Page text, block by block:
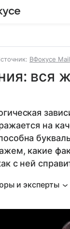
ВФокусе Mail
вся
на
какие
с ней
и эксперты